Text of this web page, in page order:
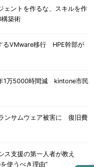
ェントを作るな、スキルを作
築術
るVMware移行 HPE幹部が
1万5000時間減 kintone市民
ンサムウェア被害に 復旧費
ス支援の第一人者が教え
使うべき理由”